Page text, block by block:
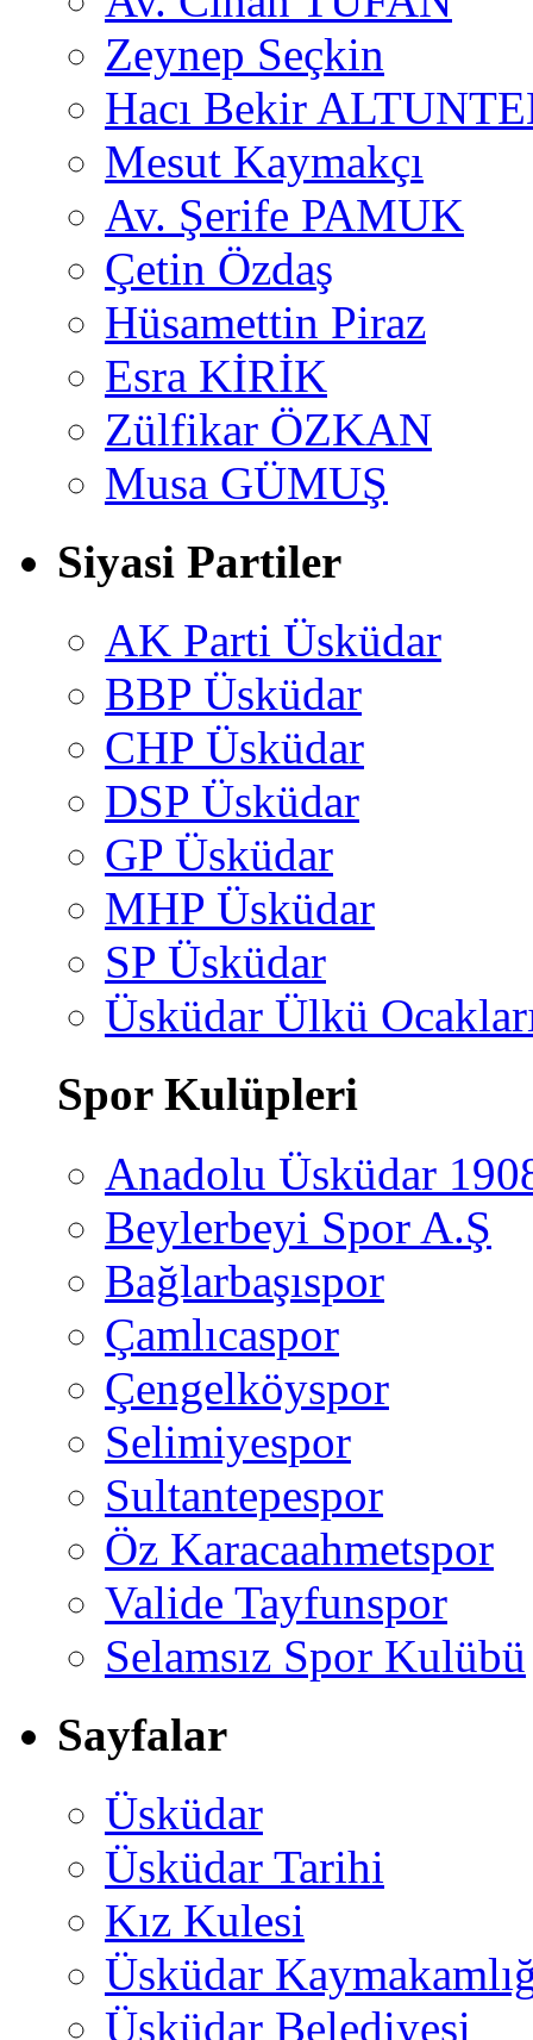
Zeynep Seçkin
Hacı Bekir
Mesut Kaymakçı
Av. Şerife PAMUK
Çetin Özdaş
Hüsamettin Piraz
Esra KİRİK
Zülfikar ÖZKAN
Musa GÜMUŞ
Siyasi Partiler
AK Parti Üsküdar
BBP Üsküdar
CHP Üsküdar
DSP Üsküdar
GP Üsküdar
MHP Üsküdar
SP Üsküdar
Üsküdar Ülkü
Spor Kulüpleri
Anadolu Üsküdar
Beylerbeyi Spor A.Ş
Bağlarbaşıspor
Çamlıcaspor
Çengelköyspor
Selimiyespor
Sultantepespor
Öz Karacaahmetspor
Valide Tayfunspor
Selamsız Spor Kulübü
Sayfalar
Üsküdar
Üsküdar Tarihi
Kız Kulesi
Üsküdar
Üsküdar Belediyesi